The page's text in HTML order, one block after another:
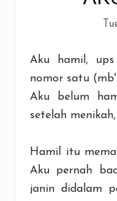
Aku hamil,
nomor satu
Aku belum
setelah menikah,
Hamil itu
Aku pernah
janin didalam